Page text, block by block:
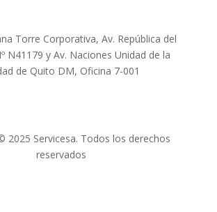
Torre Corporativa, Av. República del
N41179 y Av. Naciones Unidad de la
de Quito DM, Oficina 7-001
2025 Servicesa. Todos los derechos
reservados